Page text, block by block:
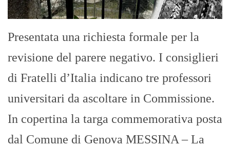
Presentata una richiesta formale per la
revisione del parere negativo. I consiglieri
di Fratelli d’Italia indicano tre professori
universitari da ascoltare in Commissione.
In copertina la targa commemorativa posta
dal Comune di Genova MESSINA – La